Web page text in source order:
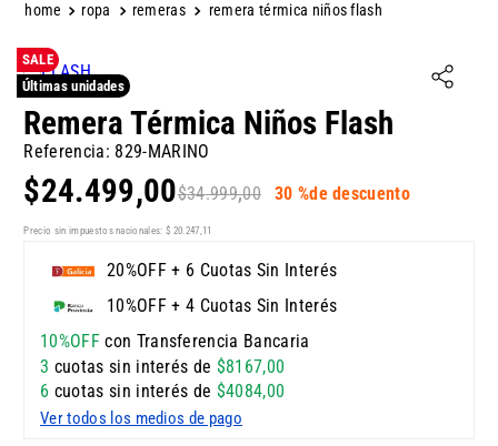
ropa remeras remera térmica niños flash
SALE
Últimas unidades
Remera Térmica Niños Flash
Referencia: 829-MARINO
$34.999,00
$24.499,00 30 %de descuento
Precio sin impuestos nacionales: $ 20.247,11
20%OFF + 6 Cuotas Sin Interés
10%OFF + 4 Cuotas Sin Interés
10%OFFcon Transferencia Bancaria
3 cuotas sin interés de $8167,00
6 cuotas sin interés de $4084,00
Ver todos los medios de pago